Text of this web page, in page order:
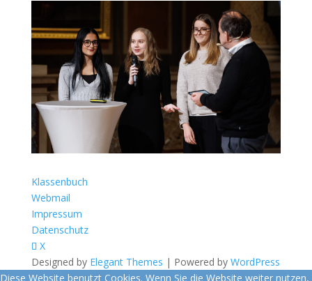
Klassenbuch
Webmail
Impressum
Datenschutz
X
Designed by Elegant Themes | Powered by WordPress
Diese Website benutzt Cookies. Wenn Sie die Website weiter nutzen,